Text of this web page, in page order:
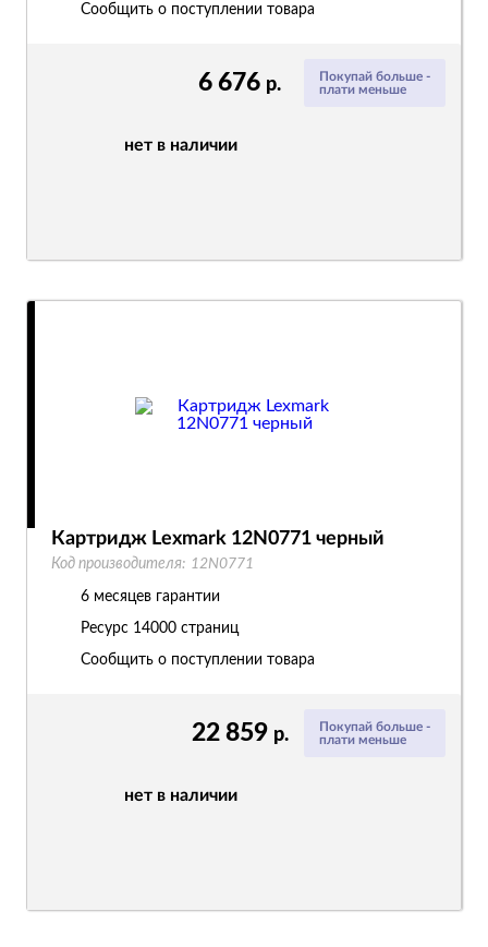
Покупай больше -
плати меньше
6 676 р.
нет в наличии
Сообщить о поступлении товара
Покупай больше -
плати меньше
22 859 р.
нет в наличии
Картридж Lexmark 12N0771 черный
Код производителя: 12N0771
6 месяцев гарантии
Ресурс 14000 страниц
Сообщить о поступлении товара